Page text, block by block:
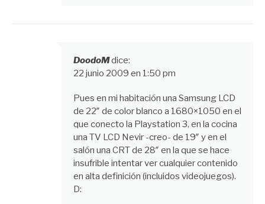
DoodoMdice:
22 junio 2009 en 1:50 pm
Pues en mi habitación una Samsung LCD
de 22″ de color blanco a 1680×1050 en el
que conecto la Playstation 3, en la cocina
una TV LCD Nevir -creo- de 19″ y en el
salón una CRT de 28″ en la que se hace
insufrible intentar ver cualquier contenido
en alta definición (incluidos videojuegos).
D: